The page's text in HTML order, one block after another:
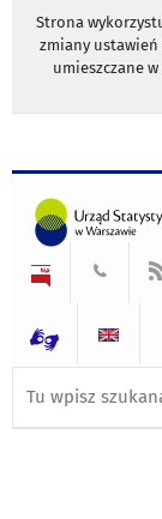
Strona
zmiany
umieszczane